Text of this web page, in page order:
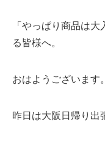
「やっぱり商品は
る皆様へ。
おはようございます。
昨日は大阪日帰り出